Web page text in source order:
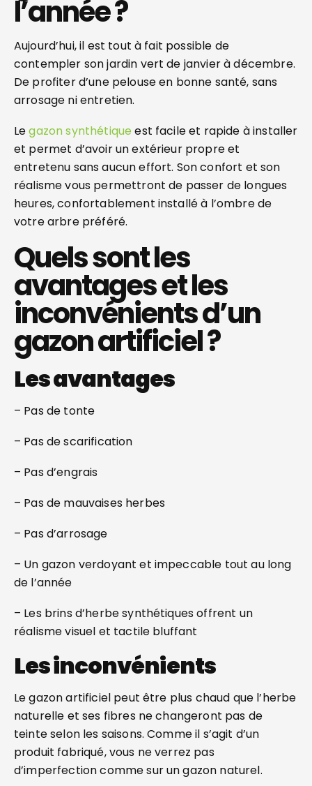
l’année ?
Aujourd’hui, il est tout à fait possible de
contempler son jardin vert de janvier à décembre.
De profiter d’une pelouse en bonne santé, sans
arrosage ni entretien.
Legazon synthétique est facile et rapide à installer
et permet d’avoir un extérieur propre et
entretenu sans aucun effort. Son confort et son
réalisme vous permettront de passer de longues
heures, confortablement installé à l’ombre de
votre arbre préféré.
Quels sont les
avantages et les
inconvénients d’un
gazon artificiel ?
Les avantages
– Pas de tonte
– Pas de scarification
– Pas d’engrais
– Pas de mauvaises herbes
– Pas d’arrosage
– Un gazon verdoyant et impeccable tout au long
de l’année
– Les brins d’herbe synthétiques offrent un
réalisme visuel et tactile bluffant
Les inconvénients
Le gazon artificiel peut être plus chaud que l’herbe
naturelle et ses fibres ne changeront pas de
teinte selon les saisons. Comme il s’agit d’un
produit fabriqué, vous ne verrez pas
d’imperfection comme sur un gazon naturel.